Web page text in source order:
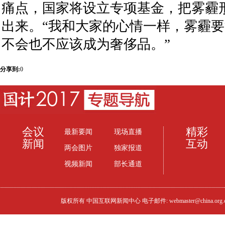
痛点，国家将设立专项基金，把雾霾
出来。“我和大家的心情一样，雾霾
不会也不应该成为奢侈品。”
分享到:0